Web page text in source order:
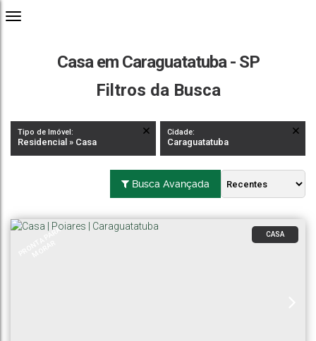
Casa em Caraguatatuba - SP
Filtros da Busca
Tipo de Imóvel:
Residencial » Casa
Cidade:
Caraguatatuba
Busca Avançada
P
R
O
N
A
P
A
R
A
M
O
R
A CASA